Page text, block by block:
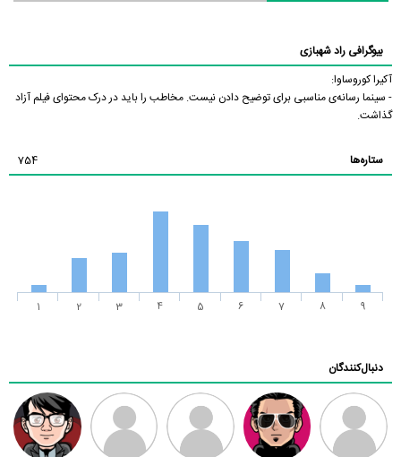
بیوگرافی راد شهبازی
آکیرا کوروساوا:
- سینما رسانه‌ی مناسبی برای توضیح دادن نیست. مخاطب را باید در درک محتوای فیلم آزاد
گذاشت.
ستاره‌ها 754
1 2 3 4 5 6 7 8 9
دنبال‌کنندگان